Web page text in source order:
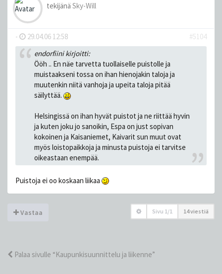
tekijänä Sky-Will
- 29.04.06 12:58
#5104
endorfiini kirjoitti:
Ööh .. En näe tarvetta tuollaiselle puistolle ja
muistaakseni tossa on ihan hienojakin taloja ja
muutenkin niitä vanhoja ja upeita taloja pitää
säilyttää.
Helsingissä on ihan hyvät puistot ja ne riittää hyvin
ja kuten joku jo sanoikin, Espa on just sopivan
kokoinen ja Kaisaniemet, Kaivarit sun muut ovat
myös loistopaikkoja ja minusta puistoja ei tarvitse
oikeastaan enempää.
Puistoja ei oo koskaan liikaa
Vastaa Sivu 1 /1 14 viestiä
Palaa sivulle “Kaupunkisuunnittelu ja liikenne”